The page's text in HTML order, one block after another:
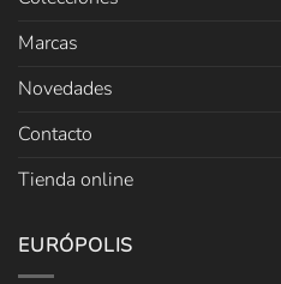
Marcas
Novedades
Contacto
Tienda online
EURÓPOLIS